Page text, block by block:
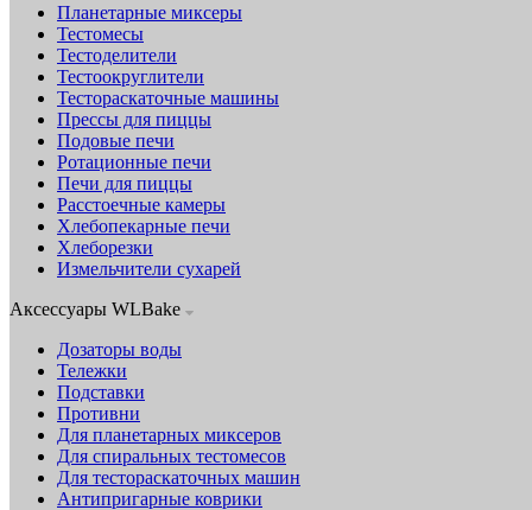
Планетарные миксеры
Тестомесы
Тестоделители
Тестоокруглители
Тестораскаточные машины
Прессы для пиццы
Подовые печи
Ротационные печи
Печи для пиццы
Расстоечные камеры
Хлебопекарные печи
Хлеборезки
Измельчители сухарей
Аксессуары WLBake
Дозаторы воды
Тележки
Подставки
Противни
Для планетарных миксеров
Для спиральных тестомесов
Для тестораскаточных машин
Антипригарные коврики